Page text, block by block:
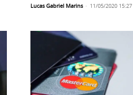
Lucas Gabriel Marins - 11/05/2020 15:27